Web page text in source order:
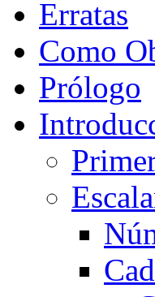
Erratas
Como
Prólogo